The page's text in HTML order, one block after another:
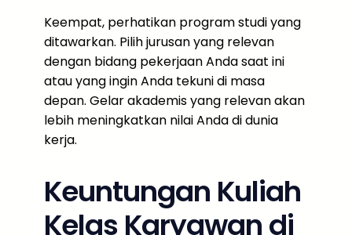
Keempat, perhatikan program studi yang
ditawarkan. Pilih jurusan yang relevan
dengan bidang pekerjaan Anda saat ini
atau yang ingin Anda tekuni di masa
depan. Gelar akademis yang relevan akan
lebih meningkatkan nilai Anda di dunia
kerja.
Keuntungan Kuliah
Kelas Karyawan di